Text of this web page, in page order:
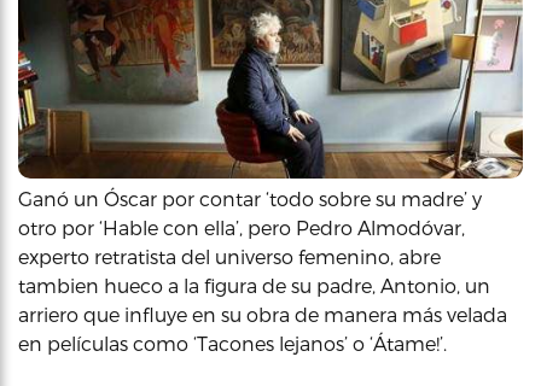
Ganó un Óscar por contar ‘todo sobre su madre’ y
otro por ‘Hable con ella’, pero Pedro Almodóvar,
experto retratista del universo femenino, abre
tambien hueco a la figura de su padre, Antonio, un
arriero que influye en su obra de manera más velada
en películas como ‘Tacones lejanos’ o ‘Átame!’.